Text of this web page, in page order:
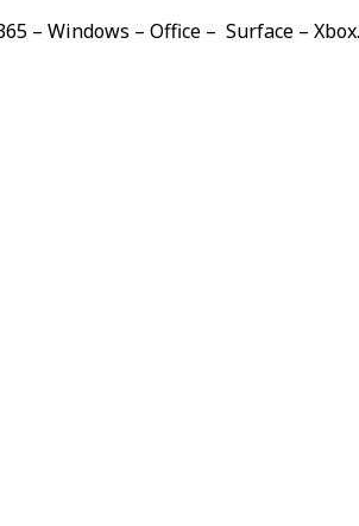
– Windows – Office – Surface –